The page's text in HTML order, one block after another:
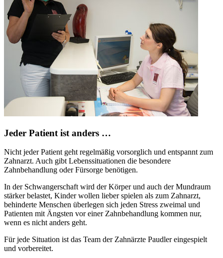
Jeder Patient ist anders …
Nicht jeder Patient geht regelmäßig vorsorglich und entspannt zum
Zahnarzt. Auch gibt Lebenssituationen die besondere
Zahnbehandlung oder Fürsorge benötigen.
In der Schwangerschaft wird der Körper und auch der Mundraum
stärker belastet, Kinder wollen lieber spielen als zum Zahnarzt,
behinderte Menschen überlegen sich jeden Stress zweimal und
Patienten mit Ängsten vor einer Zahnbehandlung kommen nur,
wenn es nicht anders geht.
Für jede Situation ist das Team der Zahnärzte Paudler eingespielt
und vorbereitet.